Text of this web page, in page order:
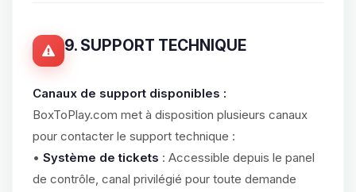
9. SUPPORT TECHNIQUE
Canaux de support disponibles :
BoxToPlay.com met à disposition plusieurs canaux
pour contacter le support technique :
• Système de tickets : Accessible depuis le panel
de contrôle, canal privilégié pour toute demande